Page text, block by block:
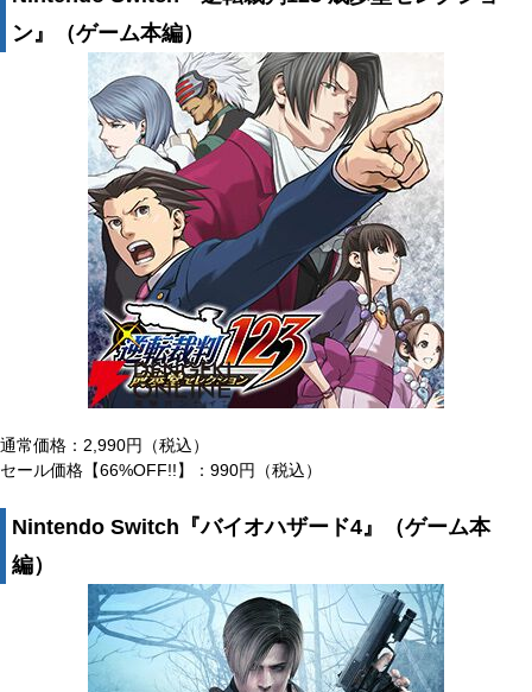
ン』（ゲーム本編）
通常価格：2,990円（税込）
セール価格【66%OFF!!】：990円（税込）
Nintendo Switch『バイオハザード4』（ゲーム本
編）